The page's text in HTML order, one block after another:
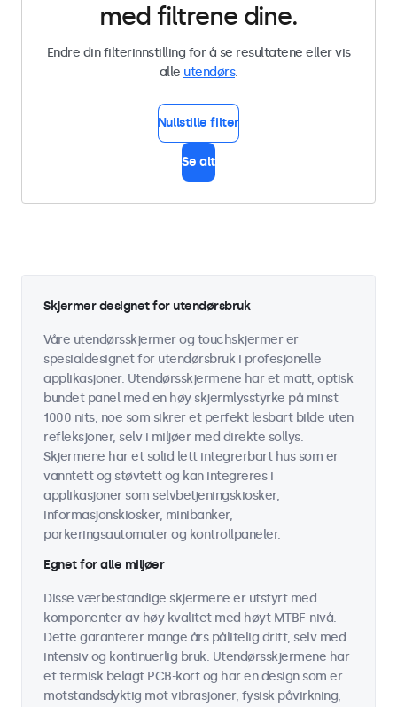
med filtrene dine.
Endre din filterinnstilling for å se resultatene eller vis
alle utendørs.
Nullstille filter
Se alt
Skjermer designet for utendørsbruk
Våre utendørsskjermer og touchskjermer er
spesialdesignet for utendørsbruk i profesjonelle
applikasjoner. Utendørsskjermene har et matt, optisk
bundet panel med en høy skjermlysstyrke på minst
1000 nits, noe som sikrer et perfekt lesbart bilde uten
refleksjoner, selv i miljøer med direkte sollys.
Skjermene har et solid lett integrerbart hus som er
vanntett og støvtett og kan integreres i
applikasjoner som selvbetjeningskiosker,
informasjonskiosker, minibanker,
parkeringsautomater og kontrollpaneler.
Egnet for alle miljøer
Disse værbestandige skjermene er utstyrt med
komponenter av høy kvalitet med høyt MTBF-nivå.
Dette garanterer mange års pålitelig drift, selv med
intensiv og kontinuerlig bruk. Utendørsskjermene har
et termisk belagt PCB-kort og har en design som er
motstandsdyktig mot vibrasjoner, fysisk påvirkning,